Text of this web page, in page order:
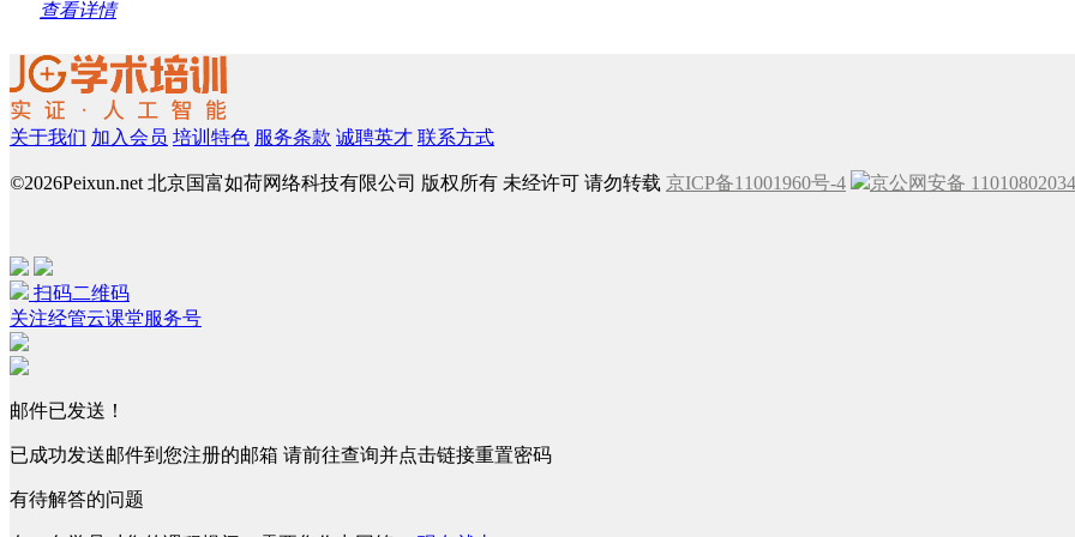
查看详情
关于我们 加入会员 培训特色 服务条款 诚聘英才 联系方式
©2026Peixun.net 北京国富如荷网络科技有限公司 版权所有 未经许可 请勿转载 京ICP备11001960号-4 京公网安备
扫码二维码
关注经管云课堂服务号
邮件已发送！
已成功发送邮件到您注册的邮箱 请前往查询并点击链接重置密码
有待解答的问题